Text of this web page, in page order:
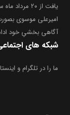
امیرعلی موسوی
آگاهی بخشیِ خود
شبکه های
ما را در تلگرام و